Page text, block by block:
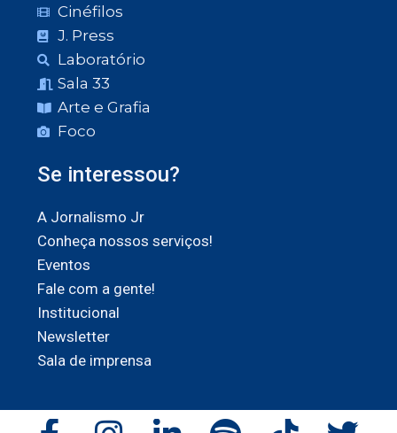
Cinéfilos
J. Press
Laboratório
Sala 33
Arte e Grafia
Foco
Se interessou?
A Jornalismo Jr
Conheça nossos serviços!
Eventos
Fale com a gente!
Institucional
Newsletter
Sala de imprensa